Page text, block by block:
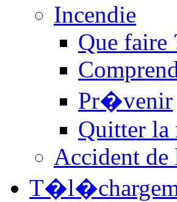
Incendie
Que faire
Pr�venir
Quitter la
Accident de